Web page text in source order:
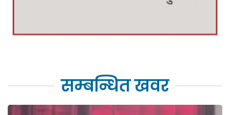
सम्बन्धित खवर